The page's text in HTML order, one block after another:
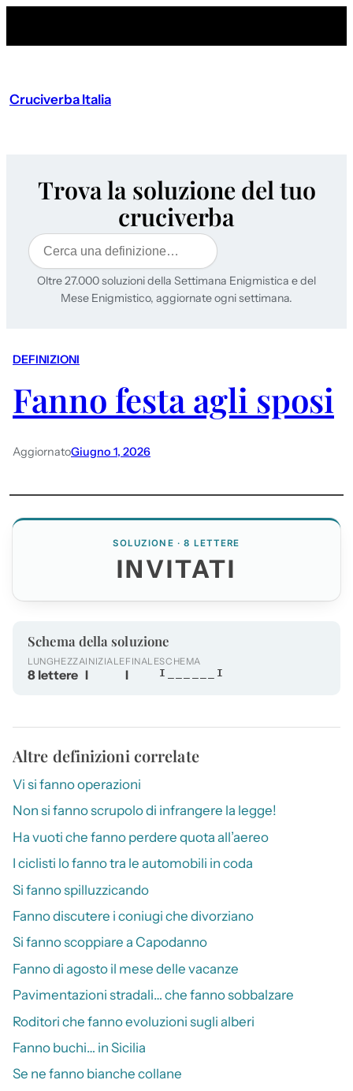
Cruciverba Italia
Trova la soluzione del tuo
cruciverba
Cerca
Oltre 27.000 soluzioni della Settimana Enigmistica e del
Mese Enigmistico, aggiornate ogni settimana.
DEFINIZIONI
Fanno festa agli sposi
AggiornatoGiugno 1, 2026
SOLUZIONE · 8 LETTERE
INVITATI
Schema della soluzione
LUNGHEZZA
8 lettere
INIZIALE
I
FINALE
I
SCHEMA
I______I
Altre definizioni correlate
Vi si fanno operazioni
Non si fanno scrupolo di infrangere la legge!
Ha vuoti che fanno perdere quota all’aereo
I ciclisti lo fanno tra le automobili in coda
Si fanno spilluzzicando
Fanno discutere i coniugi che divorziano
Si fanno scoppiare a Capodanno
Fanno di agosto il mese delle vacanze
Pavimentazioni stradali… che fanno sobbalzare
Roditori che fanno evoluzioni sugli alberi
Fanno buchi… in Sicilia
Se ne fanno bianche collane